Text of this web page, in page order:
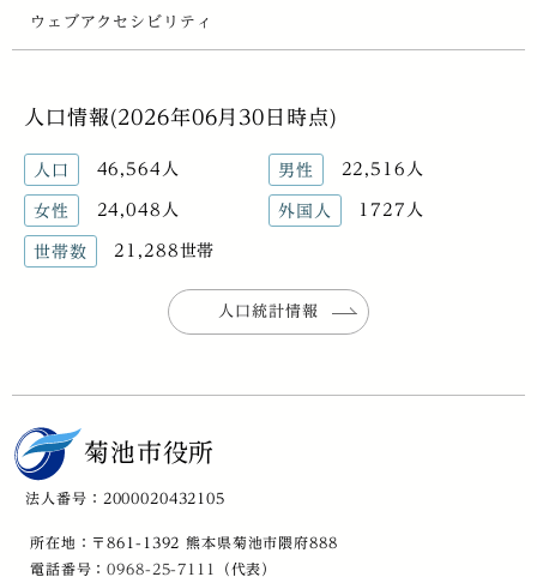
ウェブアクセシビリティ
人口情報(2026年06月30日時点)
人口 46,564人 男性 22,516人
女性 24,048人 外国人 1727人
世帯数 21,288世帯
人口統計情報
菊池市役所
法人番号：2000020432105
所在地：〒861-1392 熊本県菊池市隈府888
電話番号：0968-25-7111 （代表）